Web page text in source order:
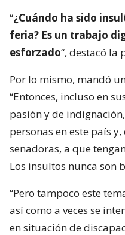
“¿Cuándo ha sido
feria? Es un trabajo
esforzado“, destacó la
Por lo mismo, mandó
“Entonces, incluso en
pasión y de
personas en este país y,
senadoras, a que
Los insultos nunca son
“Pero tampoco este
así como a veces se
en situación de